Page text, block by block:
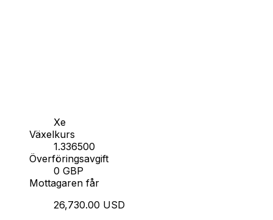
Xe
Växelkurs
1.336500
Överföringsavgift
0 GBP
Mottagaren får
26,730.00 USD